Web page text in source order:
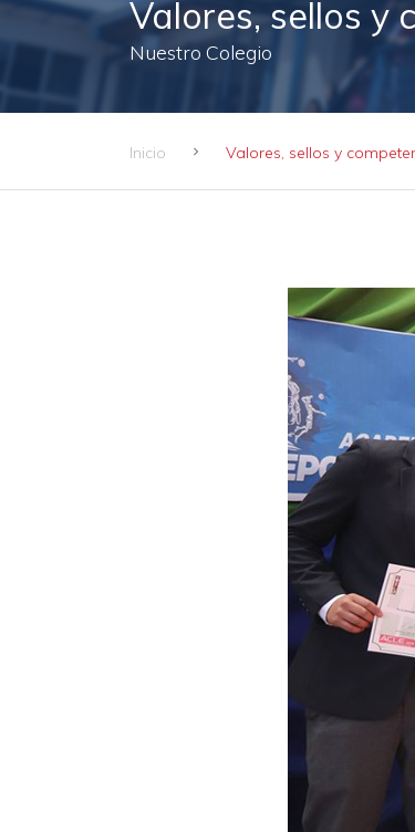
Valores, sellos y
Nuestro Colegio
Inicio Valores, sellos y